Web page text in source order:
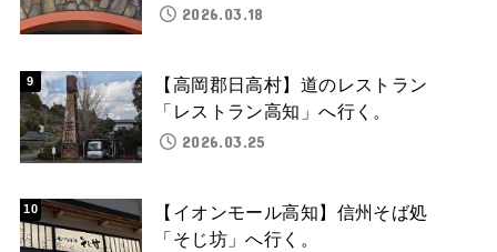
2026.03.18
【高岡郡日高村】道のレストラン
「レストラン高知」へ行く。
2026.03.25
【イオンモール高知】信州そば処
「そじ坊」へ行く。